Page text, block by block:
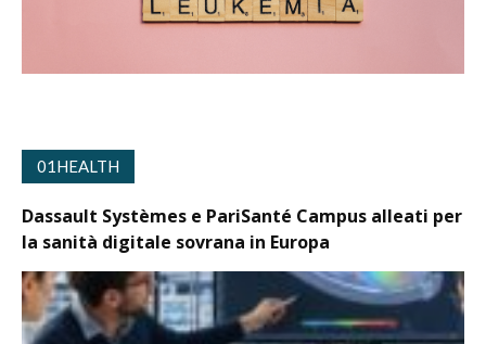
01HEALTH
Dassault Systèmes e PariSanté Campus alleati per
la sanità digitale sovrana in Europa